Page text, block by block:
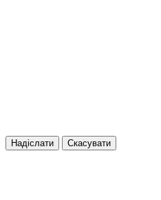
Надіслати Скасувати